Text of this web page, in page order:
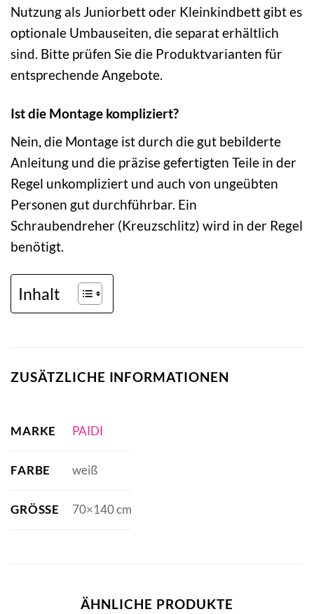
Nutzung als Juniorbett oder Kleinkindbett gibt es
optionale Umbauseiten, die separat erhältlich
sind. Bitte prüfen Sie die Produktvarianten für
entsprechende Angebote.
Ist die Montage kompliziert?
Nein, die Montage ist durch die gut bebilderte
Anleitung und die präzise gefertigten Teile in der
Regel unkompliziert und auch von ungeübten
Personen gut durchführbar. Ein
Schraubendreher (Kreuzschlitz) wird in der Regel
benötigt.
Inhalt
ZUSÄTZLICHE INFORMATIONEN
MARKE PAIDI
FARBE weiß
GRÖSSE 70×140 cm
ÄHNLICHE PRODUKTE